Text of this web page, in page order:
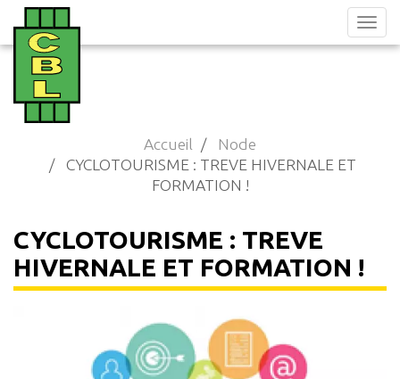
Aller
au
contenu
principal
Accueil
Node
CYCLOTOURISME : TREVE HIVERNALE ET
FORMATION !
CYCLOTOURISME : TREVE
HIVERNALE ET FORMATION !